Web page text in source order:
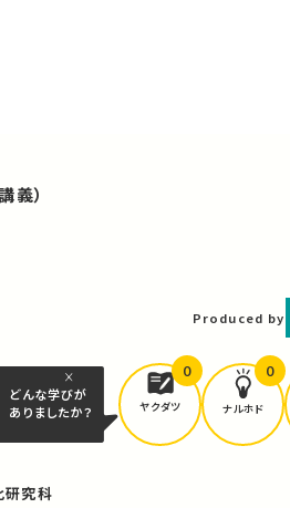
義）
Produced by
どんな学びが
ありましたか？
ヤクダツ
0
ナルホド
0
研究科